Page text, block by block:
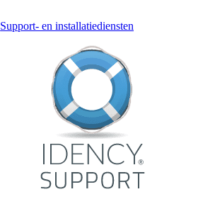
Support- en installatiediensten